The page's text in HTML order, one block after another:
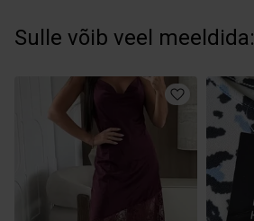
Sulle võib veel meeldida: